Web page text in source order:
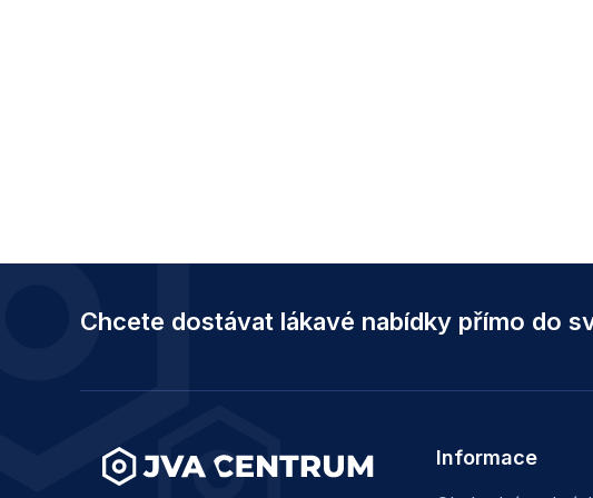
Chcete dostávat lákavé nabídky přímo do
Informace